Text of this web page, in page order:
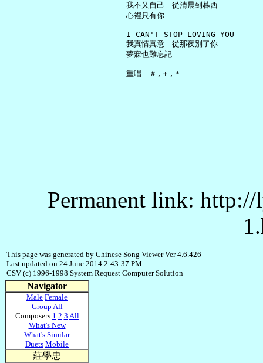
     我不又自己　從清晨到暮西
     心裡只有你
     I CAN'T STOP LOVING YOU
     我真情真意　從那夜別了你
     夢寐也難忘記
Permanent link:
This page was generated by Chinese Song Viewer Ver 4.6.426
Last updated on 24 June 2014 2:43:37 PM
CSV (c) 1996-1998 System Request Computer Solution
Navigator
Male Female
Group All
Composers 1 2 3 All
What's New
What's Similar
Duets Mobile
莊學忠